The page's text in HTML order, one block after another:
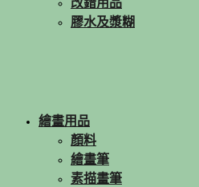
改錯用品
膠水及漿糊
繪畫用品
顏料
繪畫筆
素描畫筆